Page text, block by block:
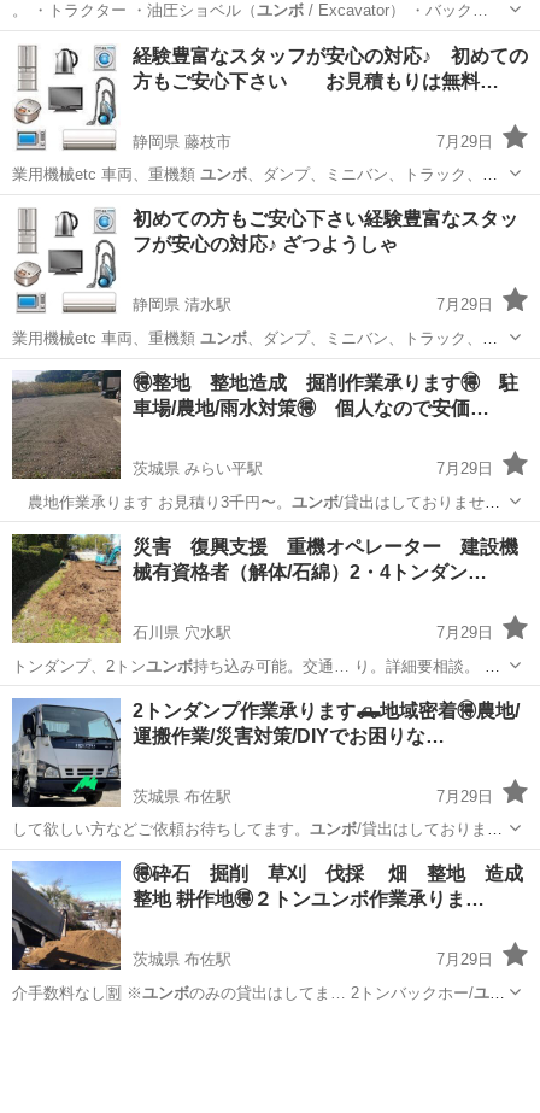
。 ・トラクター ・油圧ショベル（ユンボ/ Excavator） ・バック…
三重 松阪市 不用品買取
経験豊富なスタッフが安心の対応♪ 初めての
方もご安心下さい お見積もりは無料…
静岡県 藤枝市
7月29日
業用機械etc 車両、重機類 ユンボ、ダンプ、ミニバン、トラック、フ
オーク…
静岡 藤枝市 便利屋 無料
初めての方もご安心下さい経験豊富なスタッ
フが安心の対応♪ ざつようしゃ
静岡県 清水駅
7月29日
業用機械etc 車両、重機類 ユンボ、ダンプ、ミニバン、トラック、フ
オーク…
静岡 静岡市 清水駅 遺品整理 買取
🉐整地 整地造成 掘削作業承ります🉐 駐
車場/農地/雨水対策🉐 個人なので安価…
茨城県 みらい平駅
7月29日
農地作業承ります お見積り3千円〜。 ユンボ/貸出はしておりませ
ん。 駐車場/農地…
茨城 つくばみらい市 みらい平駅 無料
災害 復興支援 重機オペレーター 建設機
械有資格者（解体/石綿）2・4トンダン…
石川県 穴水駅
7月29日
トンダンプ、2トンユンボ持ち込み可能。交通… り。詳細要相談。
ンボ/貸出はしておりま…
石川 鳳珠郡 穴水駅 便利屋 業務委託
2トンダンプ作業承ります🛻地域密着🉐農地/
運搬作業/災害対策/DIYでお困りな…
茨城県 布佐駅
7月29日
して欲しい方などご依頼お待ちしてます。 ユンボ/貸出はしておりませ
ん！ エリア 茨城…
茨城 北相馬郡 布佐駅 便利屋 DIY
🉐砕石 掘削 草刈 伐採 畑 整地 造成
整地 耕作地🉐２トンユンボ作業承りま…
茨城県 布佐駅
7月29日
介手数料なし🈹 ※ユンボのみの貸出はしてま… 2トンバックホー/ユン